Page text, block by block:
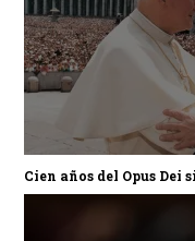
Cien años del Opus